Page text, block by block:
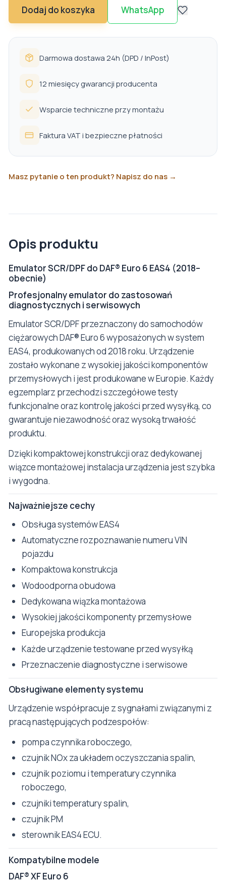
Dodaj do koszyka WhatsApp
Darmowa dostawa 24h (DPD / InPost)
12 miesięcy gwarancji producenta
Wsparcie techniczne przy montażu
Faktura VAT i bezpieczne płatności
Masz pytanie o ten produkt? Napisz do nas →
Opis produktu
Emulator SCR/DPF do DAF® Euro 6 EAS4 (2018–
obecnie)
Profesjonalny emulator do zastosowań
diagnostycznych i serwisowych
Emulator SCR/DPF przeznaczony do samochodów
ciężarowych DAF® Euro 6 wyposażonych w system
EAS4, produkowanych od 2018 roku. Urządzenie
zostało wykonane z wysokiej jakości komponentów
przemysłowych i jest produkowane w Europie. Każdy
egzemplarz przechodzi szczegółowe testy
funkcjonalne oraz kontrolę jakości przed wysyłką, co
gwarantuje niezawodność oraz wysoką trwałość
produktu.
Dzięki kompaktowej konstrukcji oraz dedykowanej
wiązce montażowej instalacja urządzenia jest szybka
i wygodna.
Najważniejsze cechy
Obsługa systemów EAS4
Automatyczne rozpoznawanie numeru VIN
pojazdu
Kompaktowa konstrukcja
Wodoodporna obudowa
Dedykowana wiązka montażowa
Wysokiej jakości komponenty przemysłowe
Europejska produkcja
Każde urządzenie testowane przed wysyłką
Przeznaczenie diagnostyczne i serwisowe
Obsługiwane elementy systemu
Urządzenie współpracuje z sygnałami związanymi z
pracą następujących podzespołów:
pompa czynnika roboczego,
czujnik NOx za układem oczyszczania spalin,
czujnik poziomu i temperatury czynnika
roboczego,
czujniki temperatury spalin,
czujnik PM
sterownik EAS4 ECU.
Kompatybilne modele
DAF® XF Euro 6